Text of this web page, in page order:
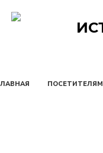
ПОСЕТИТЕЛЯМ